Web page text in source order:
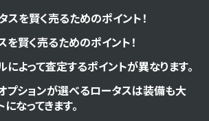
スを賢く売るためのポイント！
を賢く売るためのポイント！
よって査定するポイントが異なります。
プションが選べるロータスは装備も大
なってきます。